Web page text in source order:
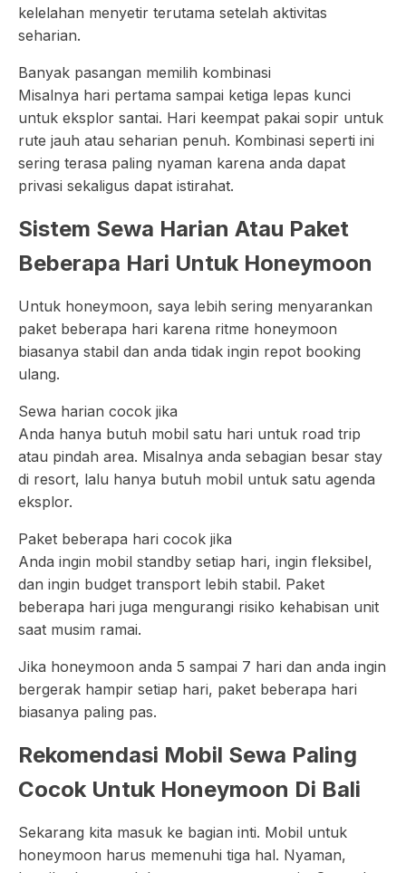
kelelahan menyetir terutama setelah aktivitas
seharian.
Banyak pasangan memilih kombinasi
Misalnya hari pertama sampai ketiga lepas kunci
untuk eksplor santai. Hari keempat pakai sopir untuk
rute jauh atau seharian penuh. Kombinasi seperti ini
sering terasa paling nyaman karena anda dapat
privasi sekaligus dapat istirahat.
Sistem Sewa Harian Atau Paket
Beberapa Hari Untuk Honeymoon
Untuk honeymoon, saya lebih sering menyarankan
paket beberapa hari karena ritme honeymoon
biasanya stabil dan anda tidak ingin repot booking
ulang.
Sewa harian cocok jika
Anda hanya butuh mobil satu hari untuk road trip
atau pindah area. Misalnya anda sebagian besar stay
di resort, lalu hanya butuh mobil untuk satu agenda
eksplor.
Paket beberapa hari cocok jika
Anda ingin mobil standby setiap hari, ingin fleksibel,
dan ingin budget transport lebih stabil. Paket
beberapa hari juga mengurangi risiko kehabisan unit
saat musim ramai.
Jika honeymoon anda 5 sampai 7 hari dan anda ingin
bergerak hampir setiap hari, paket beberapa hari
biasanya paling pas.
Rekomendasi Mobil Sewa Paling
Cocok Untuk Honeymoon Di Bali
Sekarang kita masuk ke bagian inti. Mobil untuk
honeymoon harus memenuhi tiga hal. Nyaman,